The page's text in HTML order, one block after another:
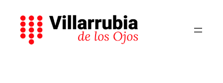
contenido